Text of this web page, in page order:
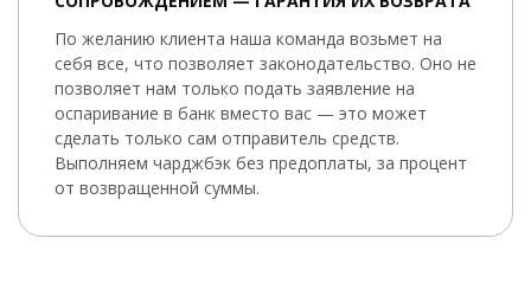
По желанию клиента наша команда возьмет на
себя все, что позволяет законодательство. Оно не
позволяет нам только подать заявление на
оспаривание в банк вместо вас — это может
сделать только сам отправитель средств.
Выполняем чарджбэк без предоплаты, за процент
от возвращенной суммы.